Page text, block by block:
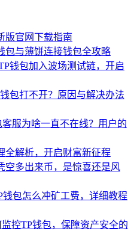
版官网下载指南
包与薄饼连接钱包全攻略
钱包加入波场测试链，开启
包打不开？原因与解决办法
服为啥一直不在线？用户的
全解析，开启财富新征程
空多出来币，是惊喜还是风
钱包怎么冲矿工费，详细教程
控TP钱包，保障资产安全的